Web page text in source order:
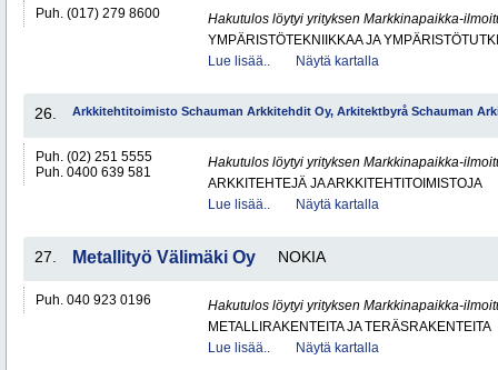
Puh. (017) 279 8600
Hakutulos löytyi yrityksen Markkinapaikka-
YMPÄRISTÖTEKNIIKKAA JA
Lue lisää..
Näytä kartalla
26. Arkkitehtitoimisto Schauman Arkkitehdit Oy, Arkitektbyrå Schauman
Puh. (02) 251 5555
Puh. 0400 639 581
Hakutulos löytyi yrityksen Markkinapaikka-
ARKKITEHTEJÄ JA ARKKITEHTITOIMISTOJA
Lue lisää..
Näytä kartalla
27. Metallityö Välimäki Oy NOKIA
Puh. 040 923 0196
Hakutulos löytyi yrityksen Markkinapaikka-
METALLIRAKENTEITA JA TERÄSRAKENTEITA
Lue lisää..
Näytä kartalla